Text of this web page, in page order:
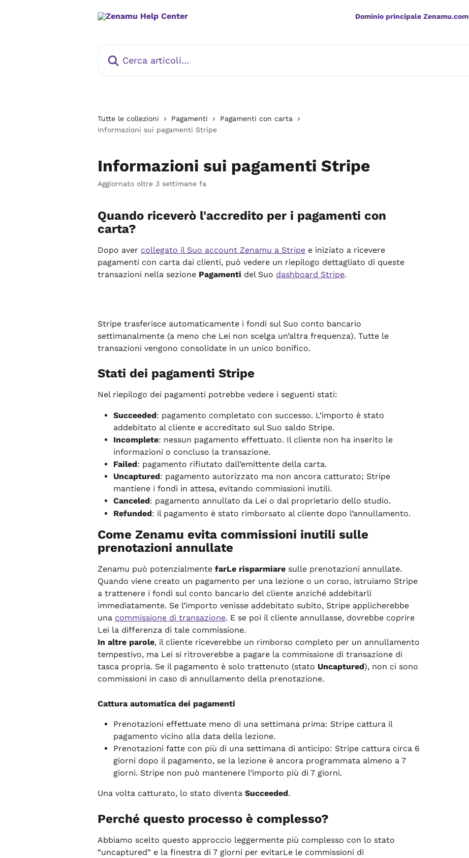
Dominio principale Zenamu.com
Tutte le collezioni Pagamenti
Pagamenti con carta
Informazioni sui pagamenti Stripe
Informazioni sui pagamenti Stripe
Aggiornato oltre 3 settimane fa
Quando riceverò l'accredito per i pagamenti con
carta?
Dopo aver collegato il Suo account Zenamu a Stripe e iniziato a ricevere
pagamenti con carta dai clienti, può vedere un riepilogo dettagliato di queste
transazioni nella sezione Pagamenti del Suo dashboard Stripe.
Stripe trasferisce automaticamente i fondi sul Suo conto bancario
settimanalmente (a meno che Lei non scelga un’altra frequenza). Tutte le
transazioni vengono consolidate in un unico bonifico.
Stati dei pagamenti Stripe
Nel riepilogo dei pagamenti potrebbe vedere i seguenti stati:
Succeeded: pagamento completato con successo. L’importo è stato
addebitato al cliente e accreditato sul Suo saldo Stripe.
Incomplete: nessun pagamento effettuato. Il cliente non ha inserito le
informazioni o concluso la transazione.
Failed: pagamento rifiutato dall’emittente della carta.
Uncaptured: pagamento autorizzato ma non ancora catturato; Stripe
mantiene i fondi in attesa, evitando commissioni inutili.
Canceled: pagamento annullato da Lei o dal proprietario dello studio.
Refunded: il pagamento è stato rimborsato al cliente dopo l’annullamento.
Come Zenamu evita commissioni inutili sulle
prenotazioni annullate
Zenamu può potenzialmente farLe risparmiare sulle prenotazioni annullate.
Quando viene creato un pagamento per una lezione o un corso, istruiamo Stripe
a trattenere i fondi sul conto bancario del cliente anziché addebitarli
immediatamente. Se l’importo venisse addebitato subito, Stripe applicherebbe
una commissione di transazione. E se poi il cliente annullasse, dovrebbe coprire
Lei la differenza di tale commissione.
In altre parole, il cliente riceverebbe un rimborso completo per un annullamento
tempestivo, ma Lei si ritroverebbe a pagare la commissione di transazione di
tasca propria. Se il pagamento è solo trattenuto (stato Uncaptured), non ci sono
commissioni in caso di annullamento della prenotazione.
Cattura automatica dei pagamenti
Prenotazioni effettuate meno di una settimana prima: Stripe cattura il
pagamento vicino alla data della lezione.
Prenotazioni fatte con più di una settimana di anticipo: Stripe cattura circa 6
giorni dopo il pagamento, se la lezione è ancora programmata almeno a 7
giorni. Stripe non può mantenere l’importo più di 7 giorni.
Una volta catturato, lo stato diventa Succeeded.
Perché questo processo è complesso?
Abbiamo scelto questo approccio leggermente più complesso con lo stato
“uncaptured” e la finestra di 7 giorni per evitarLe le commissioni di